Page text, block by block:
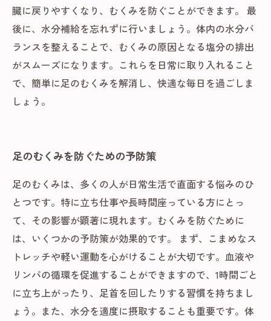
臓に戻りやすくなり、むくみを防ぐことができます。 最
後に、水分補給を忘れずに行いましょう。体内の水分バ
ランスを整えることで、むくみの原因となる塩分の排出
がスムーズになります。これらを日常に取り入れること
で、簡単に足のむくみを解消し、快適な毎日を過ごしま
しょう。
足のむくみを防ぐための予防策
足のむくみは、多くの人が日常生活で直面する悩みのひ
とつです。特に立ち仕事や長時間座っている方にとっ
て、その影響が顕著に現れます。むくみを防ぐために
は、いくつかの予防策が効果的です。 まず、こまめなス
トレッチや軽い運動を心がけることが大切です。血液や
リンパの循環を促進することができますので、1時間ごと
に立ち上がったり、足首を回したりする習慣を持ちまし
ょう。また、水分を適度に摂取することも重要です。体